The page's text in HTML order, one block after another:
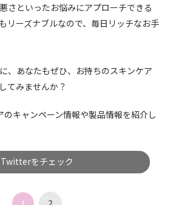
さといったお悩みにアプローチできる
リーズナブルなので、毎日リッチなお手
、あなたもぜひ、お持ちのスキンケア
てみませんか？
キャンペーン情報や製品情報を紹介し
Twitterをチェック